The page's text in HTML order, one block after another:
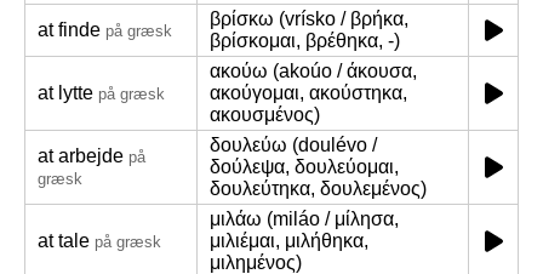
at finde på græsk
βρίσκω (vrísko / βρήκα,
βρίσκομαι, βρέθηκα, -)
at lytte på græsk
ακούω (akoúo / άκουσα,
ακούγομαι, ακούστηκα,
ακουσμένος)
at arbejde på
græsk
δουλεύω (doulévo /
δούλεψα, δουλεύομαι,
δουλεύτηκα, δουλεμένος)
at tale på græsk
μιλάω (miláo / μίλησα,
μιλιέμαι, μιλήθηκα,
μιλημένος)